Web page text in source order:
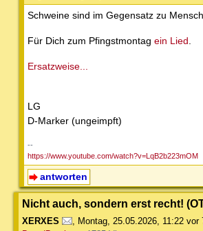
Schweine sind im Gegensatz zu
Für Dich zum Pfingstmontag ein Lied
Ersatzweise...
LG
D-Marker (ungeimpft)
--
https://www.youtube.com/watch?v=LqB2b223mOM
antworten
Nicht auch, sondern erst recht!
XERXES , Montag, 25.05.2026, 11:22 vor